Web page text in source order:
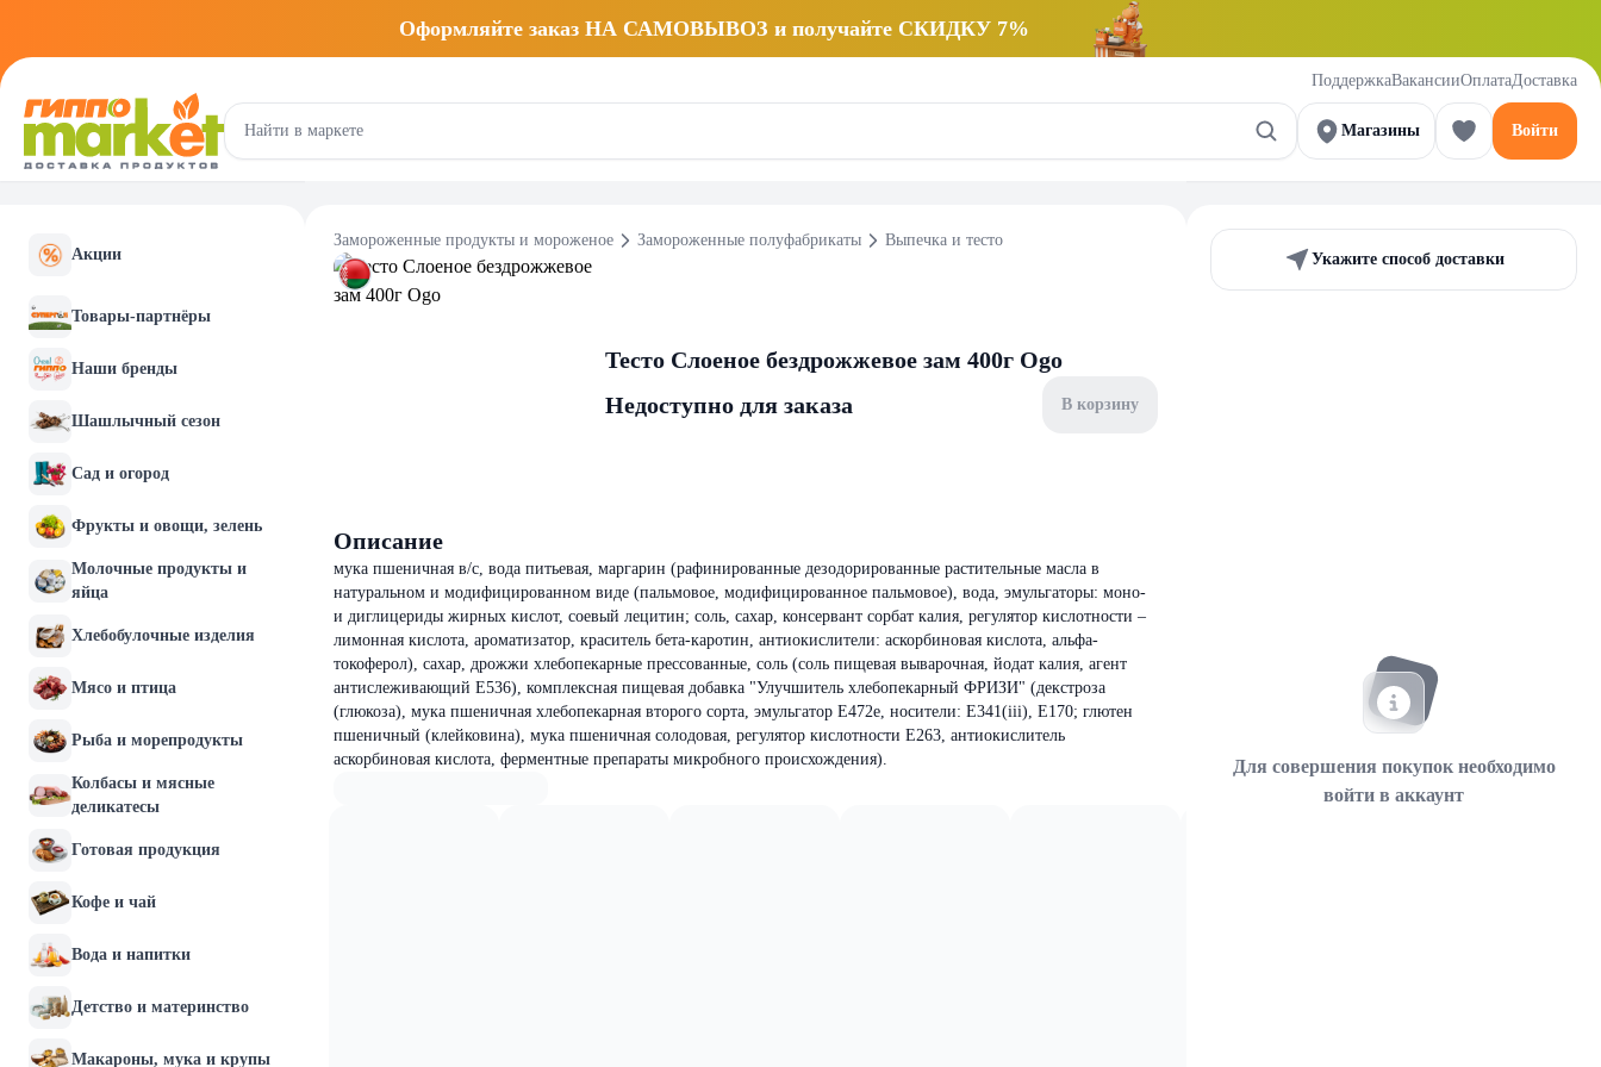
Оформляйте заказ НА САМОВЫВОЗ и получайте СКИДКУ 7%
ПоддержкаВакансииОплатаДоставка
Магазины Войти
Акции
Товары-партнёры
Наши бренды
Шашлычный сезон
Сад и огород
Фрукты и овощи, зелень
Молочные продукты и
яйца
Хлебобулочные изделия
Мясо и птица
Рыба и морепродукты
Колбасы и мясные
деликатесы
Готовая продукция
Кофе и чай
Вода и напитки
Детство и материнство
Макароны, мука и крупы
Замороженные продукты и мороженое Замороженные полуфабрикаты Выпечка и тесто
Тесто Слоеное бездрожжевое зам 400г Ogo
Недоступно для заказа
В корзину
Описание
мука пшеничная в/с, вода питьевая, маргарин (рафинированные дезодорированные растительные масла в
натуральном и модифицированном виде (пальмовое, модифицированное пальмовое), вода, эмульгаторы: моно-
и диглицериды жирных кислот, соевый лецитин; соль, сахар, консервант сорбат калия, регулятор кислотности –
лимонная кислота, ароматизатор, краситель бета-каротин, антиокислители: аскорбиновая кислота, альфа-
токоферол), сахар, дрожжи хлебопекарные прессованные, соль (соль пищевая выварочная, йодат калия, агент
антислеживающий Е536), комплексная пищевая добавка "Улучшитель хлебопекарный ФРИЗИ" (декстроза
(глюкоза), мука пшеничная хлебопекарная второго сорта, эмульгатор Е472е, носители: Е341(iii), Е170; глютен
пшеничный (клейковина), мука пшеничная солодовая, регулятор кислотности Е263, антиокислитель
аскорбиновая кислота, ферментные препараты микробного происхождения).
Укажите способ доставки
Для совершения покупок необходимо
войти в аккаунт